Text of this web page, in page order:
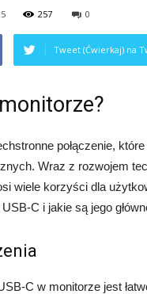
257 0
Tweet (Ćwierkaj) na
połączenie,
Wraz z rozwojem
wiele korzyści dla
C i jakie są jego
C w monitorze jest